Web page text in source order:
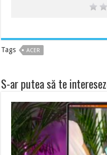
Tags ACER
S-ar putea să te